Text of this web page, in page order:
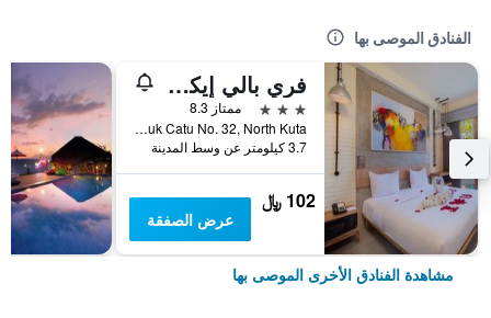
الفنادق الموصى بها
فري بالي إيكو بيتش
3 نجوم
ممتاز 8.3
Jalan Munduk Catu No. 32, North Kuta, إندونيسيا
3.7 كيلومتر عن وسط المدينة
102 ﷼
عرض الصفقة
مشاهدة الفنادق الأخرى الموصى بها